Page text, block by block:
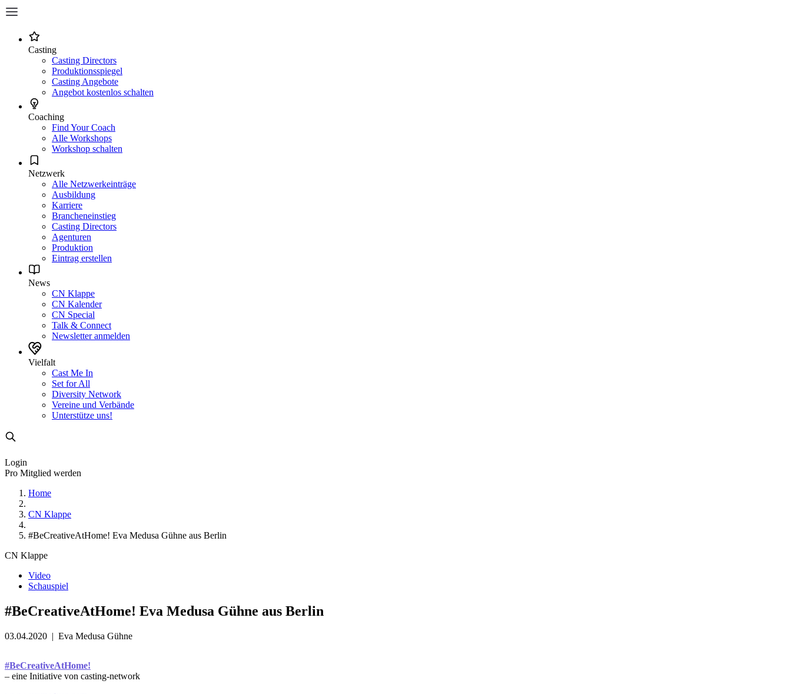
Casting
Casting Directors
Produktionsspiegel
Casting Angebote
Angebot kostenlos schalten
Coaching
Find Your Coach
Alle Workshops
Workshop schalten
Netzwerk
Alle Netzwerkeinträge
Ausbildung
Karriere
Brancheneinstieg
Casting Directors
Agenturen
Produktion
Eintrag erstellen
News
CN Klappe
CN Kalender
CN Special
Talk & Connect
Newsletter anmelden
Vielfalt
Cast Me In
Set for All
Diversity Network
Vereine und Verbände
Unterstütze uns!
Login
Pro Mitglied werden
Home
CN Klappe
#BeCreativeAtHome! Eva Medusa Gühne aus Berlin
CN Klappe
Video
Schauspiel
#BeCreativeAtHome! Eva Medusa Gühne aus Berlin
03.04.2020 | Eva Medusa Gühne
#BeCreativeAtHome!
– eine Initiative von casting-network